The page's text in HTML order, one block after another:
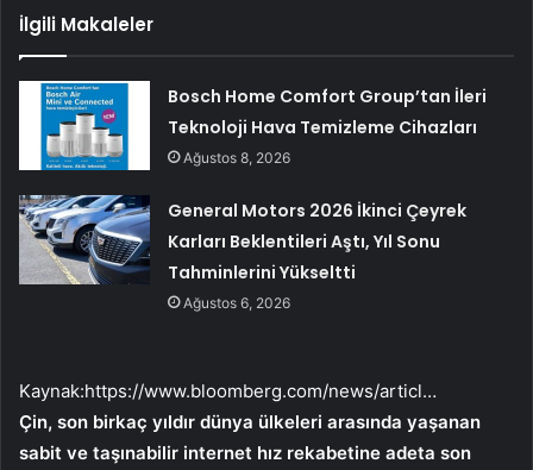
İlgili Makaleler
Bosch Home Comfort Group’tan İleri
Teknoloji Hava Temizleme Cihazları
Ağustos 8, 2026
General Motors 2026 İkinci Çeyrek
Karları Beklentileri Aştı, Yıl Sonu
Tahminlerini Yükseltti
Ağustos 6, 2026
Kaynak:https://www.bloomberg.com/news/articl…
Çin, son birkaç yıldır dünya ülkeleri arasında yaşanan
sabit ve taşınabilir internet hız rekabetine adeta son